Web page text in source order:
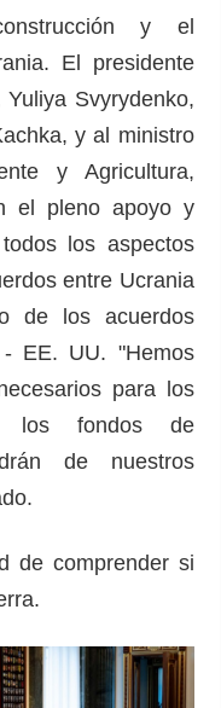
y el
El presidente
Svyrydenko,
y al ministro
y Agricultura,
el pleno apoyo y
los aspectos
entre Ucrania
de los acuerdos
EE. UU. "Hemos
para los
los fondos de
de nuestros
de comprender si